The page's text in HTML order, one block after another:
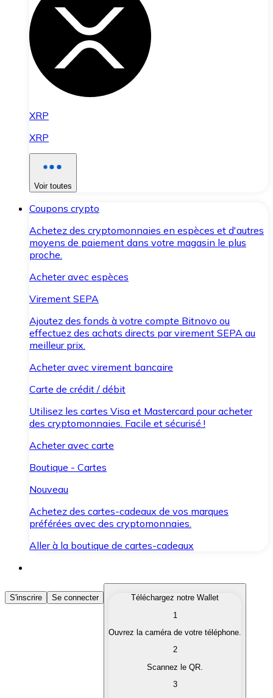
XRP
XRP
Voir toutes
Coupons crypto
Achetez des cryptomonnaies en espèces et d'autres
moyens de paiement dans votre magasin le plus
proche.
Acheter avec espèces
Virement SEPA
Ajoutez des fonds à votre compte Bitnovo ou
effectuez des achats directs par virement SEPA au
meilleur prix.
Acheter avec virement bancaire
Carte de crédit / débit
Utilisez les cartes Visa et Mastercard pour acheter
des cryptomonnaies. Facile et sécurisé !
Acheter avec carte
Boutique - Cartes
Nouveau
Achetez des cartes-cadeaux de vos marques
préférées avec des cryptomonnaies.
Aller à la boutique de cartes-cadeaux
Acheter des Cryptomonnaies
Achetez les cryptomonnaies qui vous intéressent
Convertissez vos cryptomonnaies en monnaie
S'inscrire Se connecter
Téléchargez notre Wallet
1
Ouvrez la caméra de votre téléphone.
2
Scannez le QR.
3